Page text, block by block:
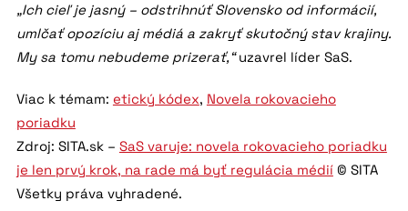
„Ich cieľ je jasný – odstrihnúť Slovensko od informácií,
umlčať opozíciu aj médiá a zakryť skutočný stav krajiny.
My sa tomu nebudeme prizerať,“uzavrel líder SaS.
Viac k témam: etický kódex, Novela rokovacieho
poriadku
Zdroj: SITA.sk – SaS varuje: novela rokovacieho poriadku
je len prvý krok, na rade má byť regulácia médií© SITA
Všetky práva vyhradené.